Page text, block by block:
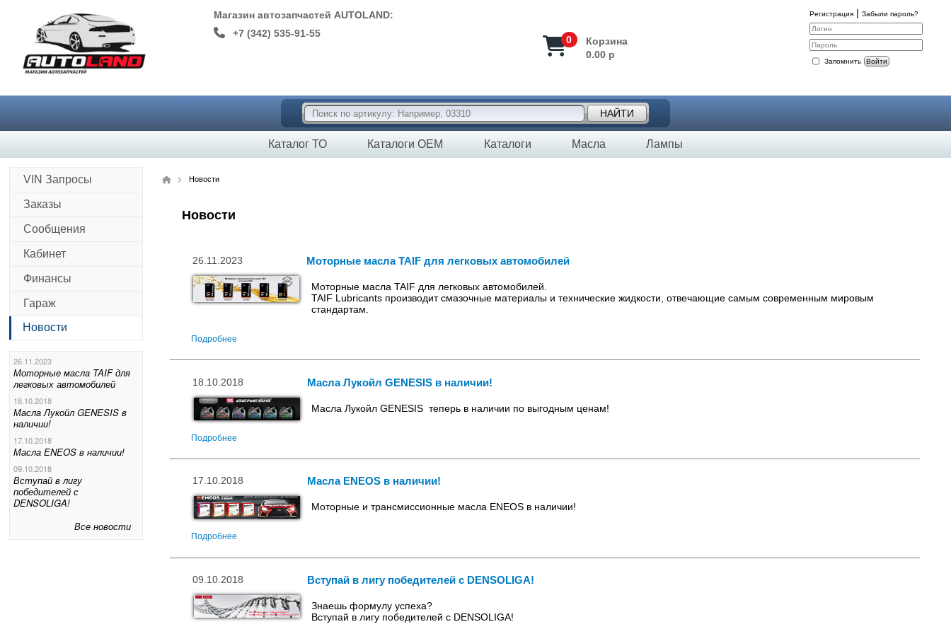
Магазин автозапчастей AUTOLAND:
+7 (342) 535-91-55
0
Корзина
0.00 р
Регистрация| Забыли пароль?
Запомнить Войти
НАЙТИ
Каталог ТО Каталоги OEM Каталоги Масла Лампы
VIN Запросы
Заказы
Сообщения
Кабинет
Финансы
Гараж
Новости
26.11.2023
Моторные масла TAIF для
легковых автомобилей
18.10.2018
Масла Лукойл GENESIS в
наличии!
17.10.2018
Масла ENEOS в наличии!
09.10.2018
Вступай в лигу
победителей с
DENSOLIGA!
Все новости
Новости
Новости
26.11.2023 Моторные масла TAIF для легковых автомобилей
Моторные масла TAIF для легковых автомобилей.
TAIF Lubricants производит смазочные материалы и технические жидкости, отвечающие самым современным мировым
стандартам.
Подробнее
18.10.2018 Масла Лукойл GENESIS в наличии!
Масла Лукойл GENESIS теперь в наличии по выгодным ценам!
Подробнее
17.10.2018 Масла ENEOS в наличии!
Моторные и трансмиссионные масла ENEOS в наличии!
Подробнее
09.10.2018 Вступай в лигу победителей с DENSOLIGA!
Знаешь формулу успеха?
Вступай в лигу победителей с DENSOLIGA!